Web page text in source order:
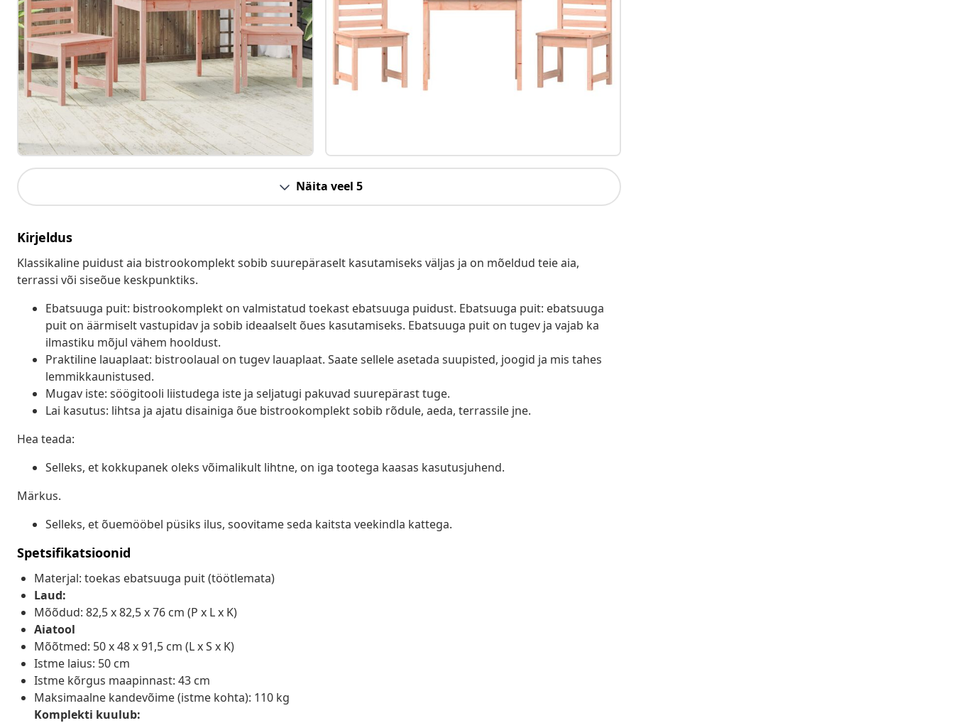
Näita veel 5
Kirjeldus
Klassikaline puidust aia bistrookomplekt sobib suurepäraselt kasutamiseks väljas ja on mõeldud teie aia,
terrassi või siseõue keskpunktiks.
Ebatsuuga puit: bistrookomplekt on valmistatud toekast ebatsuuga puidust. Ebatsuuga puit: ebatsuuga
puit on äärmiselt vastupidav ja sobib ideaalselt õues kasutamiseks. Ebatsuuga puit on tugev ja vajab ka
ilmastiku mõjul vähem hooldust.
Praktiline lauaplaat: bistroolaual on tugev lauaplaat. Saate sellele asetada suupisted, joogid ja mis tahes
lemmikkaunistused.
Mugav iste: söögitooli liistudega iste ja seljatugi pakuvad suurepärast tuge.
Lai kasutus: lihtsa ja ajatu disainiga õue bistrookomplekt sobib rõdule, aeda, terrassile jne.
Hea teada:
Selleks, et kokkupanek oleks võimalikult lihtne, on iga tootega kaasas kasutusjuhend.
Märkus.
Selleks, et õuemööbel püsiks ilus, soovitame seda kaitsta veekindla kattega.
Spetsifikatsioonid
Materjal: toekas ebatsuuga puit (töötlemata)
Laud:
Mõõdud: 82,5 x 82,5 x 76 cm (P x L x K)
Aiatool
Mõõtmed: 50 x 48 x 91,5 cm (L x S x K)
Istme laius: 50 cm
Istme kõrgus maapinnast: 43 cm
Maksimaalne kandevõime (istme kohta): 110 kg
Komplekti kuulub: